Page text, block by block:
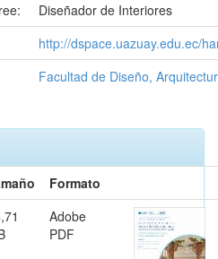
Diseñador de Interiores
http://dspace.uazuay.edu.ec/
Facultad de Diseño,
Formato
Adobe
PDF